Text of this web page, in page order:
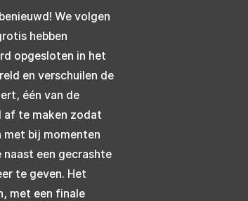
We volgen
hebben
opgesloten in het
en verschuilen de
één van de
af te maken zodat
met bij momenten
een gecrashte
te geven. Het
met een finale